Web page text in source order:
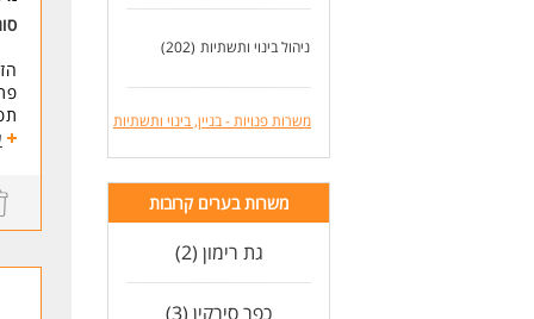
ניהול בינוי ותשתיות (202)
משרות פנויות - בניין, בינוי ותשתיות
משרות בערים קרובות
גת רימון (2)
כפר סירקין (3)